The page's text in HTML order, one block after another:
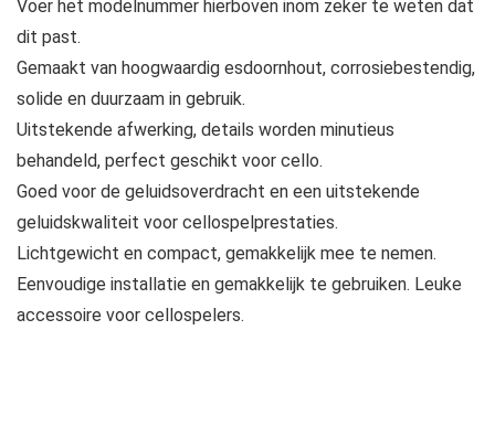
Voer het modelnummer hierboven inom zeker te weten dat
dit past.
Gemaakt van hoogwaardig esdoornhout, corrosiebestendig,
solide en duurzaam in gebruik.
Uitstekende afwerking, details worden minutieus
behandeld, perfect geschikt voor cello.
Goed voor de geluidsoverdracht en een uitstekende
geluidskwaliteit voor cellospelprestaties.
Lichtgewicht en compact, gemakkelijk mee te nemen.
Eenvoudige installatie en gemakkelijk te gebruiken. Leuke
accessoire voor cellospelers.